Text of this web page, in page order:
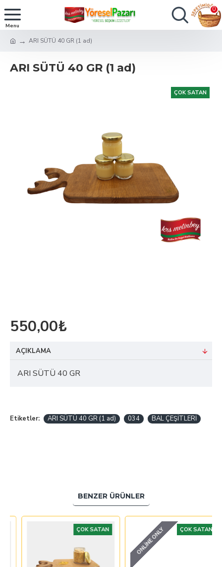
0
ARI SÜTÜ 40 GR (1 ad)
ARI SÜTÜ 40 GR (1 ad)
ÇOK SATAN
550,00₺
AÇIKLAMA
ARI SÜTÜ 40 GR
Etiketler: ARI SÜTÜ 40 GR (1 ad) 034 BAL ÇEŞİTLERİ
BENZER ÜRÜNLER
ÇOK SATAN ÇOK SATAN
ONLINE ONLY